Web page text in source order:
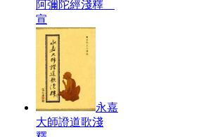
阿彌陀經淺釋
宣
永嘉
大師證道歌淺